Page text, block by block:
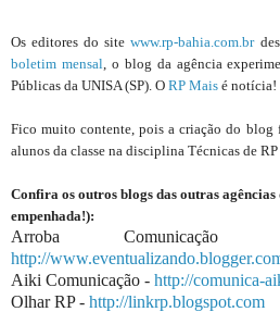
Os editores do sitewww.rp-bahia.com.br
boletim mensal, o blog da agência
Públicas da UNISA (SP). O RP Mais é notícia!
Fico muito contente, pois a criação do blog
alunos da classe na disciplina Técnicas de RP
Confira os outros blogs das outras
empenhada!):
Arroba
http://
Aiki Comunicação - http://comunica-
Olhar RP - http://linkrp.blogspot.com